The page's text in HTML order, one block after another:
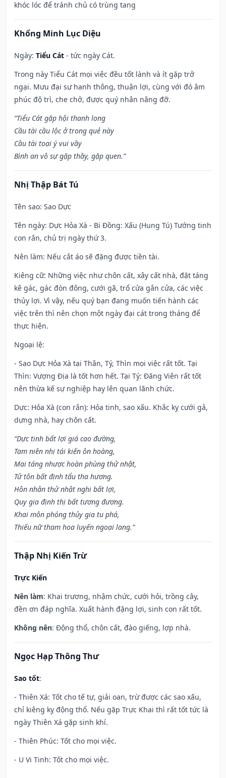
khóc lóc để tránh chủ có trùng tang
Khổng Minh Lục Diệu
Ngày: Tiểu Cát - tức ngày Cát.
Trong này Tiểu Cát mọi việc đều tốt lành và ít gặp trở
ngại. Mưu đại sự hanh thông, thuận lợi, cùng với đó âm
phúc độ trì, che chở, được quý nhân nâng đỡ.
“Tiểu Cát gặp hội thanh long
Cầu tài cầu lộc ở trong quẻ này
Cầu tài toại ý vui vầy
Bình an vô sự gặp thầy, gặp quen.”
Nhị Thập Bát Tú
Tên sao: Sao Dực
Tên ngày: Dực Hỏa Xà - Bi Đồng: Xấu (Hung Tú) Tướng tinh
con rắn, chủ trị ngày thứ 3.
Nên làm: Nếu cắt áo sẽ đặng được tiền tài.
Kiêng cữ: Những việc như chôn cất, xây cất nhà, đặt táng
kê gác, gác đòn đông, cưới gã, trổ cửa gắn cửa, các việc
thủy lợi. Vì vậy, nếu quý bạn đang muốn tiến hành các
việc trên thì nên chọn một ngày đại cát trong tháng để
thực hiện.
Ngoại lệ:
- Sao Dực Hỏa Xà tại Thân, Tý, Thìn mọi việc rất tốt. Tại
Thìn: Vượng Địa là tốt hơn hết. Tại Tý: Đăng Viên rất tốt
nên thừa kế sự nghiệp hay lên quan lãnh chức.
Dực: Hỏa Xà (con rắn): Hỏa tinh, sao xấu. Khắc kỵ cưới gả,
dựng nhà, hay chôn cất.
“Dực tinh bất lợi giá cao đường,
Tam niên nhị tái kiến ôn hoàng,
Mai táng nhược hoàn phùng thử nhật,
Tử tôn bất định tẩu tha hương.
Hôn nhân thử nhật nghi bất lợi,
Quy gia định thị bất tương đương.
Khai môn phóng thủy gia tu phá,
Thiếu nữ tham hoa luyến ngoại lang.”
Thập Nhị Kiến Trừ
Trực Kiến
Nên làm: Khai trương, nhậm chức, cưới hỏi, trồng cây,
đền ơn đáp nghĩa. Xuất hành đặng lợi, sinh con rất tốt.
Không nên: Động thổ, chôn cất, đào giếng, lợp nhà.
Ngọc Hạp Thông Thư
Sao tốt:
- Thiên Xá: Tốt cho tế tự, giải oan, trừ được các sao xấu,
chỉ kiêng kỵ động thổ. Nếu gặp Trực Khai thì rất tốt tức là
ngày Thiên Xá gặp sinh khí.
- Thiên Phúc: Tốt cho mọi việc.
- U Vi Tinh: Tốt cho mọi việc.